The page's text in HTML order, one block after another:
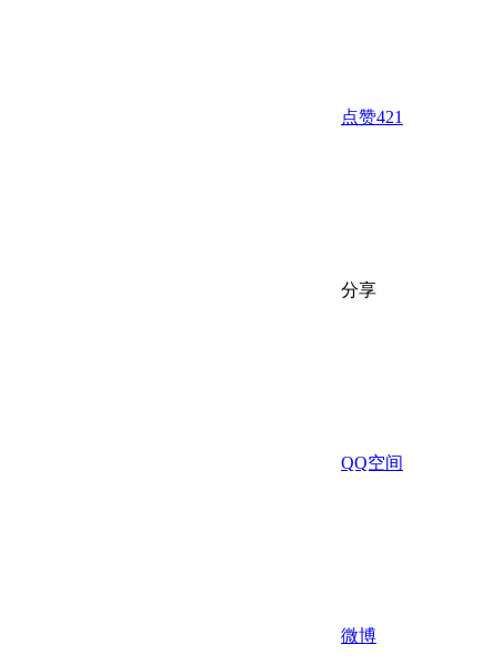
点赞421
分享
QQ空间
微博